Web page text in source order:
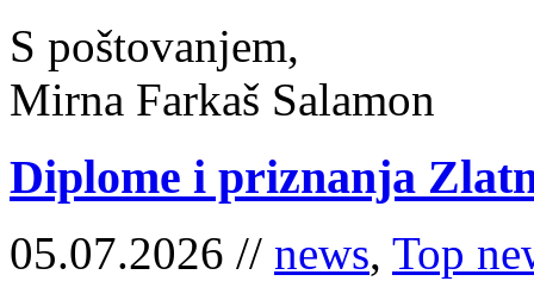
S poštovanjem,
Mirna Farkaš Salamon
Diplome i priznanja
05.07.2026 // news, Top